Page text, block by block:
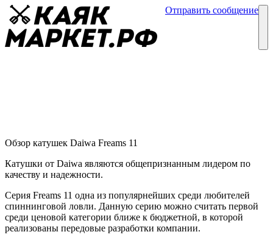
Отправить сообщение
Обзор катушек Daiwa Freams 11
Катушки от Daiwa являются общепризнанным лидером по
качеству и надежности.
Серия Freams 11 одна из популярнейших среди любителей
спиннинговой ловли. Данную серию можно считать первой
среди ценовой категории ближе к бюджетной, в которой
реализованы передовые разработки компании.